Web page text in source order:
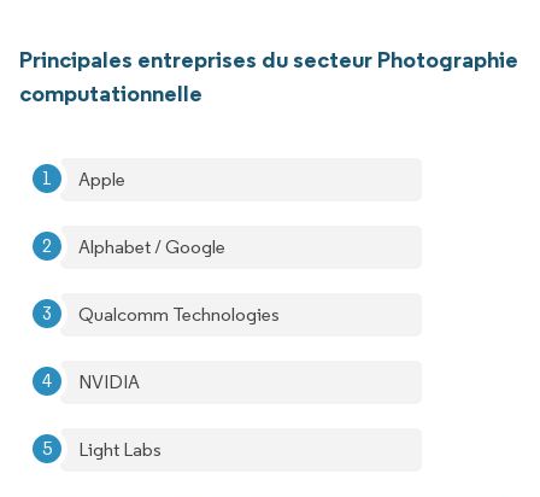
Principales entreprises du secteur Photographie
computationnelle
Apple
Alphabet / Google
Qualcomm Technologies
NVIDIA
Light Labs